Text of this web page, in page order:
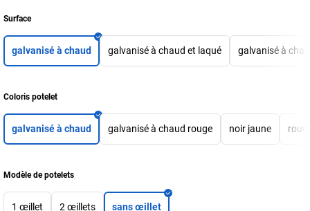
Surface
galvanisé à chaud galvanisé à chaud et laqué galvanisé à
Coloris potelet
galvanisé à chaud galvanisé à chaud rouge noir jaune
Modèle de potelets
1 œillet 2 œillets sans œillet